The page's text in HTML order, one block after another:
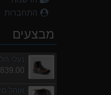
התחברות
מבצעים699.00 ₪
839.00 ₪